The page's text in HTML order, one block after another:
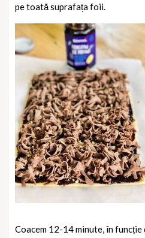
pe toată suprafața foii.
Coacem 12-14 minute, în